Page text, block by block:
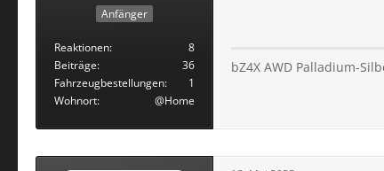
Anfänger
Reaktionen
8
Beiträge
36
Fahrzeugbestellungen
1
Wohnort
@Home
bZ4X AWD Palladium-